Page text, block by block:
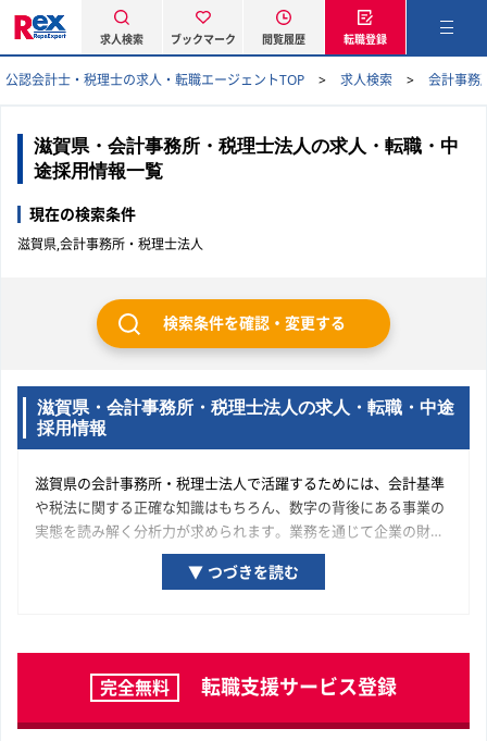
求人検索 ブックマーク 閲覧履歴 転職登録
公認会計士・税理士の求人・転職エージェントTOP 求人検索 会計事務
滋賀県・会計事務所・税理士法人の求人・転職・中
途採用情報一覧
現在の検索条件
滋賀県,会計事務所・税理士法人
検索条件を確認・変更する
滋賀県・会計事務所・税理士法人の求人・転職・中途
採用情報
滋賀県の会計事務所・税理士法人で活躍するためには、会計基準
や税法に関する正確な知識はもちろん、数字の背後にある事業の
実態を読み解く分析力が求められます。業務を通じて企業の財務
的な透明性を確保し、経営陣の的確な意思決定を支援すること
が、これら求人に求められる重要な役割となります。会計事務
理解をもたらすでしょう。この経験は、あなたの長期的なキャリ
アにおいて大きな財産となります。
▼ つづきを読む
完全無料 転職支援サービス登録